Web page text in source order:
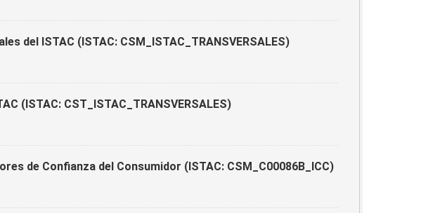
del ISTAC (ISTAC: CSM_ISTAC_TRANSVERSALES)
(ISTAC: CST_ISTAC_TRANSVERSALES)
de Confianza del Consumidor (ISTAC: CSM_C00086B_ICC)